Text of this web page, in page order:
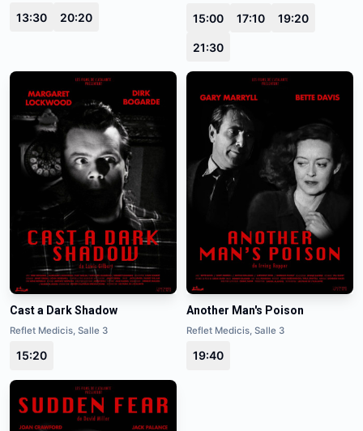
13:30 20:20 15:00 17:10 19:20
21:30
Cast a Dark Shadow
Reflet Medicis, Salle 3
15:20
Another Man's Poison
Reflet Medicis, Salle 3
19:40